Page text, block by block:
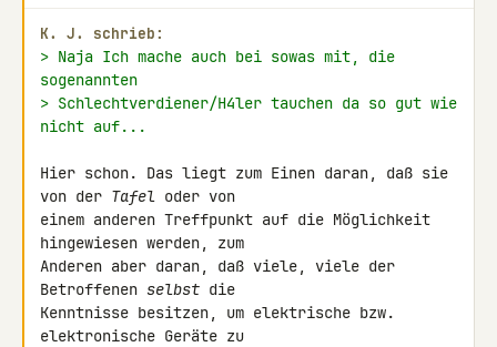
K. J. schrieb:
> Naja Ich mache auch bei sowas mit, die
sogenannten
> Schlechtverdiener/H4ler tauchen da so gut wie
nicht auf...
Hier schon. Das liegt zum Einen daran, daß sie
von der Tafel oder von
einem anderen Treffpunkt auf die Möglichkeit
hingewiesen werden, zum
Anderen aber daran, daß viele, viele der
Betroffenen selbst die
Kenntnisse besitzen, um elektrische bzw.
elektronische Geräte zu